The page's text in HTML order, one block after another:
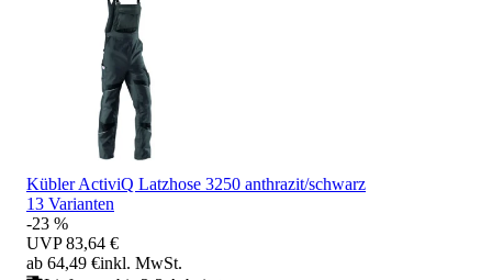
Kübler ActiviQ Latzhose 3250 anthrazit/schwarz
13 Varianten
-23 %
UVP 83,64 €
ab 64,49 €inkl. MwSt.